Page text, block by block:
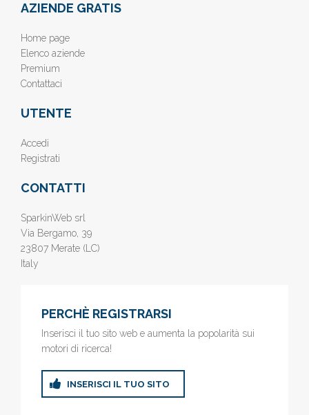
AZIENDE GRATIS
Home page
Elenco aziende
Premium
Contattaci
UTENTE
Accedi
Registrati
CONTATTI
SparkinWeb srl
Via Bergamo, 39
23807 Merate (LC)
Italy
PERCHÈ REGISTRARSI
Inserisci il tuo sito web e aumenta la popolarità sui
motori di ricerca!
INSERISCI IL TUO SITO